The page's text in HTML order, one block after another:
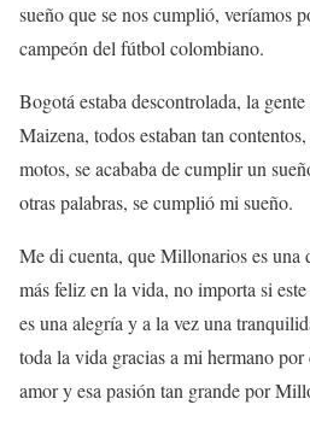
sueño que se nos cumplió, veríamos
campeón del fútbol colombiano.
Bogotá estaba descontrolada, la
Maizena, todos estaban tan
motos, se acababa de cumplir un
otras palabras, se cumplió mi sueño.
Me di cuenta, que Millonarios es una
más feliz en la vida, no importa si
es una alegría y a la vez una
toda la vida gracias a mi hermano por
amor y esa pasión tan grande por